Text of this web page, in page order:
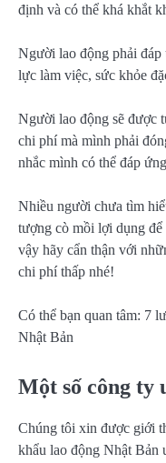
định và có thể khá khắt
Người lao động phải
lực làm việc, sức khỏe
Người lao động sẽ được
chi phí mà mình phải
nhắc mình có thể đáp
Nhiều người chưa tìm
tượng cò mồi lợi dụng
vậy hãy cẩn thận với
chi phí thấp nhé!
Có thể bạn quan tâm: 7
Nhật Bản
Một số công ty
Chúng tôi xin được giới
khẩu lao động Nhật Bản